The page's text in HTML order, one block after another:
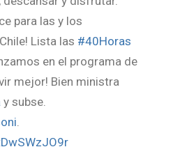
para las y los
Lista las #40Horas
en el programa de
mejor! Bien ministra
y subse.
.